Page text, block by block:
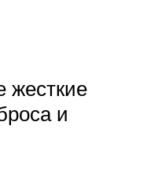
жесткие
и